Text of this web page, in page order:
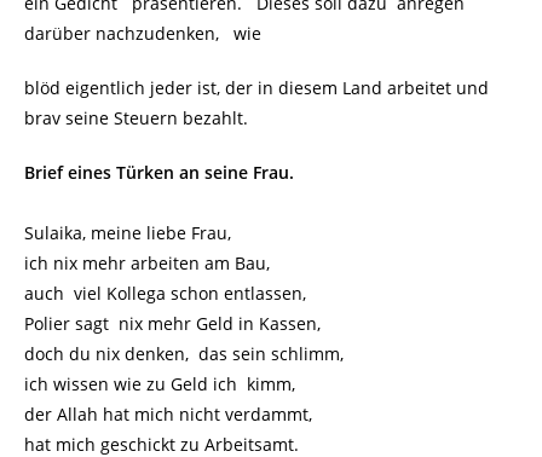
darüber nachzudenken, wie
blöd eigentlich jeder ist, der in diesem Land arbeitet und
brav seine Steuern bezahlt.
Brief eines Türken an seine Frau.
Sulaika, meine liebe Frau,
ich nix mehr arbeiten am Bau,
auch viel Kollega schon entlassen,
Polier sagt nix mehr Geld in Kassen,
doch du nix denken, das sein schlimm,
ich wissen wie zu Geld ich kimm,
der Allah hat mich nicht verdammt,
hat mich geschickt zu Arbeitsamt.